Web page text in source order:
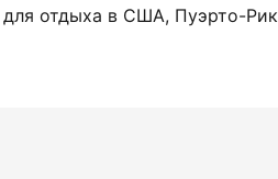
отдыха в США, Пуэрто-